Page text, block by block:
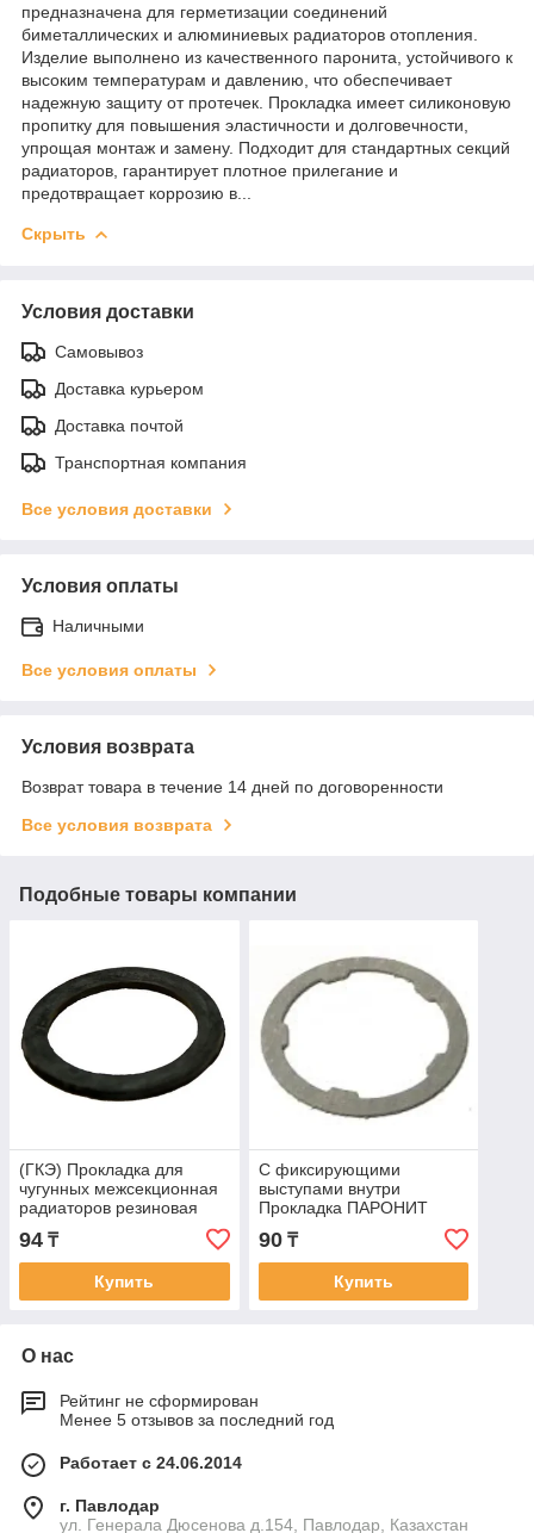
предназначена для герметизации соединений
биметаллических и алюминиевых радиаторов отопления.
Изделие выполнено из качественного паронита, устойчивого к
высоким температурам и давлению, что обеспечивает
надежную защиту от протечек. Прокладка имеет силиконовую
пропитку для повышения эластичности и долговечности,
упрощая монтаж и замену. Подходит для стандартных секций
радиаторов, гарантирует плотное прилегание и
предотвращает коррозию в...
Скрыть
Условия доставки
Самовывоз
Доставка курьером
Доставка почтой
Транспортная компания
Все условия доставки
Условия оплаты
Наличными
Все условия оплаты
Условия возврата
Возврат товара в течение 14 дней по договоренности
Все условия возврата
Подобные товары компании
(ГКЭ) Прокладка для
чугунных межсекционная
радиаторов резиновая
94 ₸
Купить
С фиксирующими
выступами внутри
Прокладка ПАРОНИТ
межсекционная для
бимет. и...
90₸
Купить
О нас
Рейтинг не сформирован
Менее 5 отзывов за последний год
Работает с 24.06.2014
г. Павлодар
ул. Генерала Дюсенова д.154, Павлодар, Казахстан